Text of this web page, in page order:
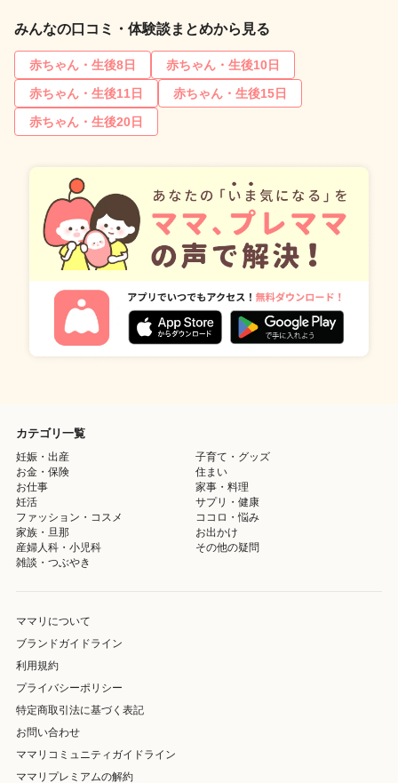
みんなの口コミ・体験談まとめから見る
赤ちゃん・生後8日
赤ちゃん・生後10日
赤ちゃん・生後11日
赤ちゃん・生後15日
赤ちゃん・生後20日
カテゴリ一覧
妊娠・出産
子育て・グッズ
お金・保険
住まい
お仕事
家事・料理
妊活
サプリ・健康
ファッション・コスメ
ココロ・悩み
家族・旦那
お出かけ
産婦人科・小児科
その他の疑問
雑談・つぶやき
ママリについて
ブランドガイドライン
利用規約
プライバシーポリシー
特定商取引法に基づく表記
お問い合わせ
ママリコミュニティガイドライン
ママリプレミアムの解約